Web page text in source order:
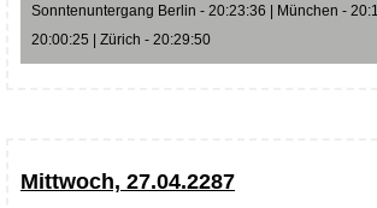
Sonntenuntergang Berlin - 20:23:36 | München -
20:00:25 | Zürich - 20:29:50
Mittwoch, 27.04.2287